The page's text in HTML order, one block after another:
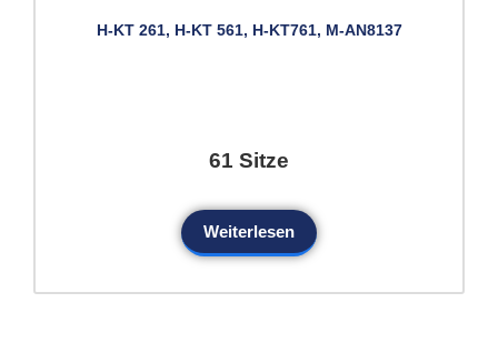
H-KT 261, H-KT 561, H-KT761, M-AN8137
61 Sitze
Weiterlesen